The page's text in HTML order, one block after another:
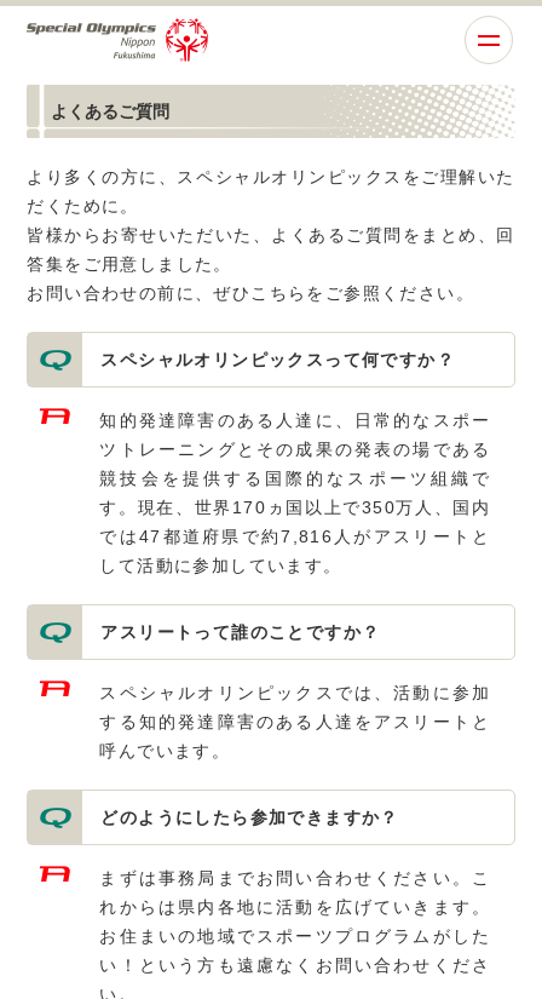
よくあるご質問
より多くの方に、スペシャルオリンピックスをご理解いた
だくために。
皆様からお寄せいただいた、よくあるご質問をまとめ、回
答集をご用意しました。
お問い合わせの前に、ぜひこちらをご参照ください。
スペシャルオリンピックスって何ですか？
知的発達障害のある人達に、日常的なスポー
ツトレーニングとその成果の発表の場である
競技会を提供する国際的なスポーツ組織で
す。現在、世界170ヵ国以上で350万人、国内
では47都道府県で約7,816人がアスリートと
して活動に参加しています。
アスリートって誰のことですか？
スペシャルオリンピックスでは、活動に参加
する知的発達障害のある人達をアスリートと
呼んでいます。
どのようにしたら参加できますか？
まずは事務局までお問い合わせください。こ
れからは県内各地に活動を広げていきます。
お住まいの地域でスポーツプログラムがした
い！という方も遠慮なくお問い合わせくださ
い。